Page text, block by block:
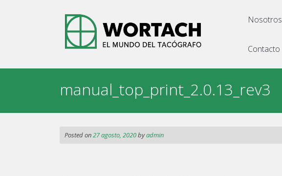
Nosotros
Contacto
manual_top_print_2.0.13_rev3
Posted on27 agosto, 2020byadmin